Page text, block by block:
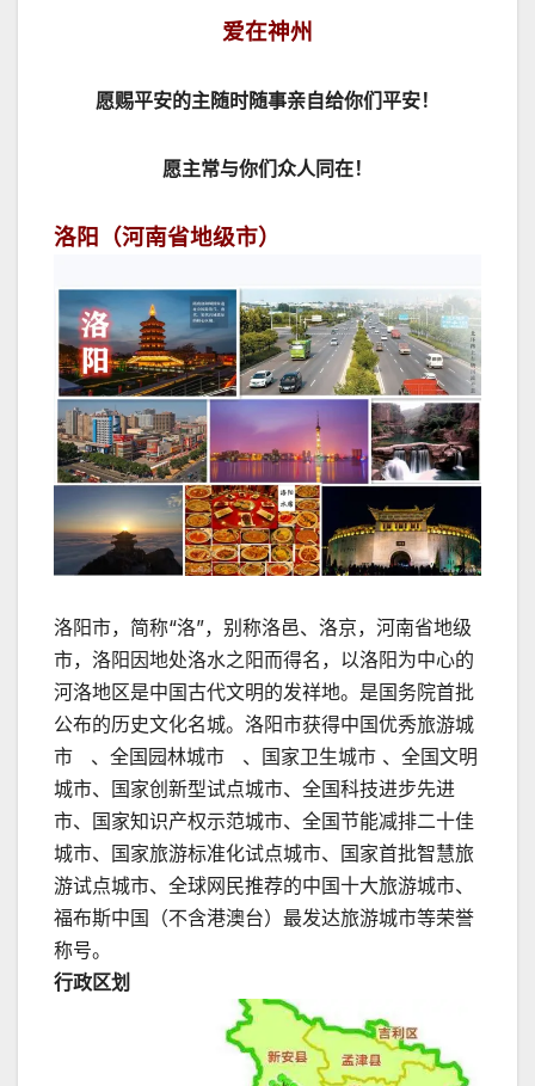
爱在神州
愿赐平安的主随时随事亲自给你们平安！
愿主常与你们众人同在！
洛阳（河南省地级市）
洛阳市，简称“洛”，别称洛邑、洛京，河南省地级
市，洛阳因地处洛水之阳而得名，以洛阳为中心的
河洛地区是中国古代文明的发祥地。是国务院首批
公布的历史文化名城。洛阳市获得中国优秀旅游城
市 、全国园林城市 、国家卫生城市 、全国文明
城市、国家创新型试点城市、全国科技进步先进
市、国家知识产权示范城市、全国节能减排二十佳
城市、国家旅游标准化试点城市、国家首批智慧旅
游试点城市、全球网民推荐的中国十大旅游城市、
福布斯中国（不含港澳台）最发达旅游城市等荣誉
称号。
行政区划